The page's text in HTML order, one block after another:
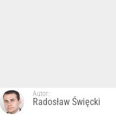
Autor:
Radosław Święcki